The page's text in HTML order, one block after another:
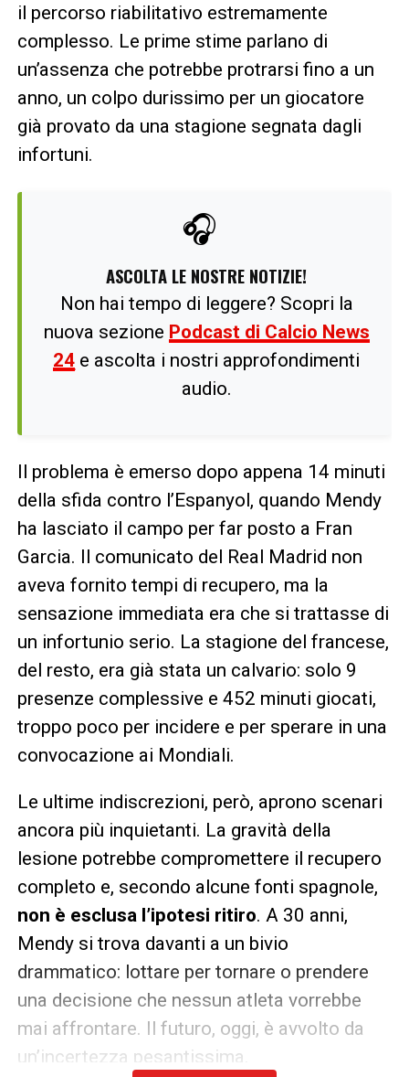
il percorso riabilitativo estremamente
complesso. Le prime stime parlano di
un’assenza che potrebbe protrarsi fino a un
anno, un colpo durissimo per un giocatore
già provato da una stagione segnata dagli
infortuni.
🎧
ASCOLTA LE NOSTRE NOTIZIE!
Non hai tempo di leggere? Scopri la
nuova sezione Podcast di Calcio News
24 e ascolta i nostri approfondimenti
audio.
Il problema è emerso dopo appena 14 minuti
della sfida contro l’Espanyol, quando Mendy
ha lasciato il campo per far posto a Fran
Garcia. Il comunicato del Real Madrid non
aveva fornito tempi di recupero, ma la
sensazione immediata era che si trattasse di
un infortunio serio. La stagione del francese,
del resto, era già stata un calvario: solo 9
presenze complessive e 452 minuti giocati,
troppo poco per incidere e per sperare in una
convocazione ai Mondiali.
Le ultime indiscrezioni, però, aprono scenari
ancora più inquietanti. La gravità della
lesione potrebbe compromettere il recupero
completo e, secondo alcune fonti spagnole,
non è esclusa l’ipotesi ritiro. A 30 anni,
Mendy si trova davanti a un bivio
drammatico: lottare per tornare o prendere
una decisione che nessun atleta vorrebbe
mai affrontare. Il futuro, oggi, è avvolto da
un’incertezza pesantissima.